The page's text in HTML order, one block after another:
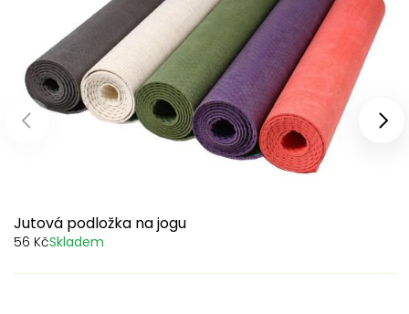
Jutová podložka na jogu
56 KčSkladem
Předchozí produkty